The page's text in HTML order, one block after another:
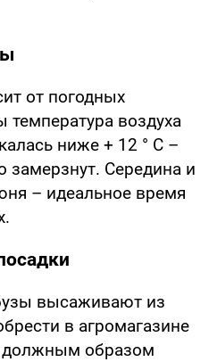
от погодных
воздуха
ниже + 12 ° С –
замерзнут. Середина и
– идеальное время
высаживают из
в агромагазине
должным образом